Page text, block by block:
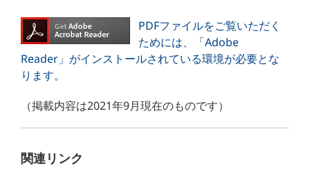
PDFファイルをご覧いただく
ためには、「Adobe
Reader」がインストールされている環境が必要とな
ります。
（掲載内容は2021年9月現在のものです）
関連リンク